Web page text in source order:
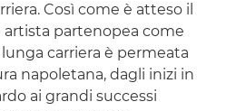
Così come è atteso il
partenopea come
carriera è permeata
napoletana, dagli inizi in
ai grandi successi